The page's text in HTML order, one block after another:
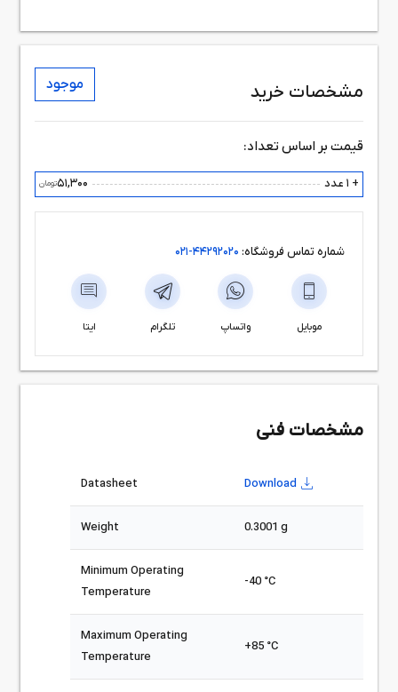
مشخصات خرید موجود
قیمت بر اساس تعداد:
+ 1 عدد 51,300تومان
شماره تماس فروشگاه: 44292020-021
موبایل واتساپ تلگرام ایتا
مشخصات فنی
Datasheet Download
Weight 0.3001 g
Minimum Operating
Temperature
-40 °C
Maximum Operating
Temperature
+85 °C